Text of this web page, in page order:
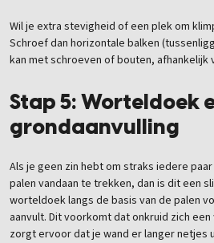
Wil je extra stevigheid of een plek om
Schroef dan horizontale balken
kan met schroeven of bouten, afhankelijk
Stap 5: Worteldoek
grondaanvulling
Als je geen zin hebt om straks iedere
palen vandaan te trekken, dan is dit een
worteldoek langs de basis van de palen
aanvult. Dit voorkomt dat onkruid zich
zorgt ervoor dat je wand er langer netjes